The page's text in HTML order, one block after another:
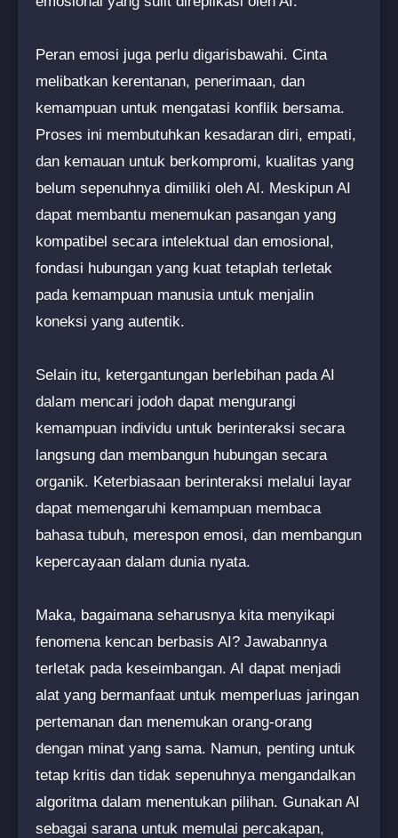
Peran emosi juga perlu digarisbawahi. Cinta
melibatkan kerentanan, penerimaan, dan
kemampuan untuk mengatasi konflik bersama.
Proses ini membutuhkan kesadaran diri, empati,
dan kemauan untuk berkompromi, kualitas yang
belum sepenuhnya dimiliki oleh AI. Meskipun AI
dapat membantu menemukan pasangan yang
kompatibel secara intelektual dan emosional,
fondasi hubungan yang kuat tetaplah terletak
pada kemampuan manusia untuk menjalin
koneksi yang autentik.
Selain itu, ketergantungan berlebihan pada AI
dalam mencari jodoh dapat mengurangi
kemampuan individu untuk berinteraksi secara
langsung dan membangun hubungan secara
organik. Keterbiasaan berinteraksi melalui layar
dapat memengaruhi kemampuan membaca
bahasa tubuh, merespon emosi, dan membangun
kepercayaan dalam dunia nyata.
Maka, bagaimana seharusnya kita menyikapi
fenomena kencan berbasis AI? Jawabannya
terletak pada keseimbangan. AI dapat menjadi
alat yang bermanfaat untuk memperluas jaringan
pertemanan dan menemukan orang-orang
dengan minat yang sama. Namun, penting untuk
tetap kritis dan tidak sepenuhnya mengandalkan
algoritma dalam menentukan pilihan. Gunakan AI
sebagai sarana untuk memulai percakapan,